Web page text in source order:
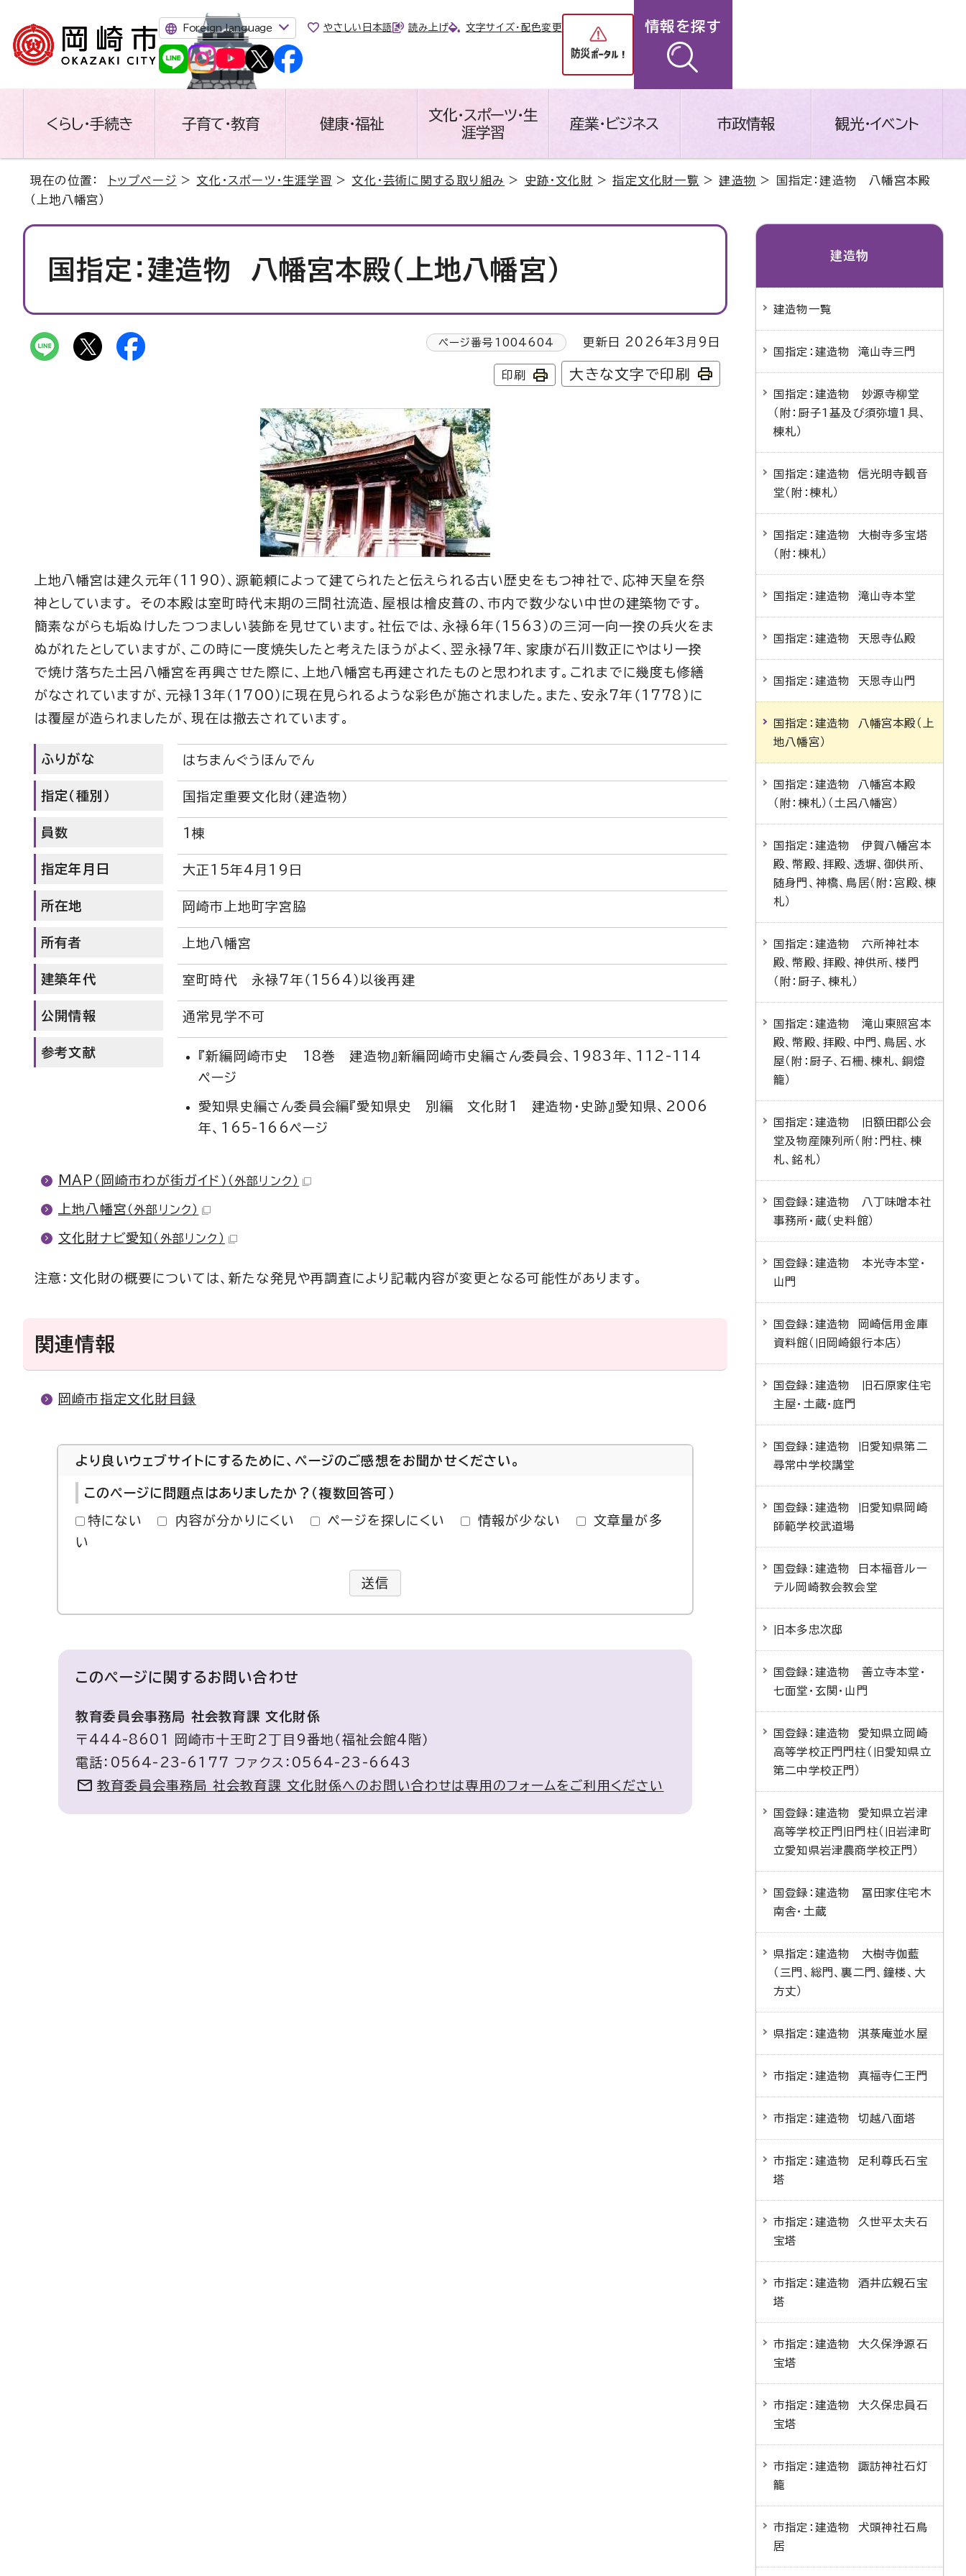
Foreign language やさしい日本語 読み上げ 文字サイズ・配色変更 情報を探す
くらし・手続き 子育て・教育 健康・福祉
文化・スポーツ・生
涯学習
産業・ビジネス 市政情報 観光・イベント
現在の位置： トップページ > 文化・スポーツ・生涯学習 > 文化・芸術に関する取り組み > 史跡・文化財 >指定文化財一覧 >建造物 > 国指定：建造物 八幡宮本殿
（上地八幡宮）
国指定：建造物 八幡宮本殿（上地八幡宮）
ページ番号 1004604 更新日 2026年3月9日
印刷 大きな文字で印刷
上地八幡宮は建久元年（1190）、源範頼によって建てられたと伝えられる古い歴史をもつ神社で、応神天皇を祭
神としています。 その本殿は室町時代末期の三間社流造、屋根は檜皮葺の、市内で数少ない中世の建築物です。
簡素ながらも垢ぬけしたつつましい装飾を見せています。社伝では、永禄6年（1563）の三河一向一揆の兵火をま
ぬがれたとしていますが、この時に一度焼失したと考えたほうがよく、翌永禄7年、家康が石川数正にやはり一揆
で焼け落ちた土呂八幡宮を再興させた際に、上地八幡宮も再建されたものと思われます。これまでに幾度も修繕
がなされていますが、元禄13年（1700）に現在見られるような彩色が施されました。また、安永7年（1778）に
は覆屋が造られましたが、現在は撤去されています。
ふりがな はちまんぐうほんでん
指定（種別） 国指定重要文化財（建造物）
員数 1棟
指定年月日 大正15年4月19日
所在地 岡崎市上地町字宮脇
所有者 上地八幡宮
建築年代 室町時代 永禄7年（1564）以後再建
公開情報 通常見学不可
参考文献
『新編岡崎市史 18巻 建造物』新編岡崎市史編さん委員会、1983年、112-114
ページ
愛知県史編さん委員会編『愛知県史 別編 文化財1 建造物・史跡』愛知県、2006
年、165-166ページ
MAP（岡崎市わが街ガイド） （外部リンク）
上地八幡宮 （外部リンク）
文化財ナビ愛知 （外部リンク）
注意：文化財の概要については、新たな発見や再調査により記載内容が変更となる可能性があります。
関連情報
岡崎市指定文化財目録
より良いウェブサイトにするために、ページのご感想をお聞かせください。
このページに問題点はありましたか？（複数回答可）
特にない 内容が分かりにくい ページを探しにくい 情報が少ない
文章量が多
い
送信
このページに関するお問い合わせ
教育委員会事務局 社会教育課 文化財係
〒444-8601 岡崎市十王町2丁目9番地（福祉会館4階）
電話：0564-23-6177 ファクス：0564-23-6643
教育委員会事務局 社会教育課 文化財係へのお問い合わせは専用のフォームをご利用ください
建造物
建造物一覧
国指定：建造物 滝山寺三門
国指定：建造物 妙源寺柳堂
（附：厨子1基及び須弥壇1具、
棟札）
国指定：建造物 信光明寺観音
堂（附：棟札）
国指定：建造物 大樹寺多宝塔
（附：棟札）
国指定：建造物 滝山寺本堂
国指定：建造物 天恩寺仏殿
国指定：建造物 天恩寺山門
国指定：建造物 八幡宮本殿（上
地八幡宮）
国指定：建造物 八幡宮本殿
（附：棟札）（土呂八幡宮）
国指定：建造物 伊賀八幡宮本
殿、幣殿、拝殿、透塀、御供所、
随身門、神橋、鳥居（附：宮殿、棟
札）
国指定：建造物 六所神社本
殿、幣殿、拝殿、神供所、楼門
（附：厨子、棟札）
国指定：建造物 滝山東照宮本
殿、幣殿、拝殿、中門、鳥居、水
屋（附：厨子、石柵、棟札、銅燈
籠）
国指定：建造物 旧額田郡公会
堂及物産陳列所（附：門柱、棟
札、銘札）
国登録：建造物 八丁味噌本社
事務所・蔵（史料館）
国登録：建造物 本光寺本堂・
山門
国登録：建造物 岡崎信用金庫
資料館（旧岡崎銀行本店）
国登録：建造物 旧石原家住宅
主屋・土蔵・庭門
国登録：建造物 旧愛知県第二
尋常中学校講堂
国登録：建造物 旧愛知県岡崎
師範学校武道場
国登録：建造物 日本福音ルー
テル岡崎教会教会堂
旧本多忠次邸
国登録：建造物 善立寺本堂・
七面堂・玄関・山門
国登録：建造物 愛知県立岡崎
高等学校正門門柱（旧愛知県立
第二中学校正門）
国登録：建造物 愛知県立岩津
高等学校正門旧門柱（旧岩津町
立愛知県岩津農商学校正門）
国登録：建造物 冨田家住宅木
南舎・土蔵
県指定：建造物 大樹寺伽藍
（三門、総門、裏二門、鐘楼、大
方丈）
県指定：建造物 淇菉庵並水屋
市指定：建造物 真福寺仁王門
市指定：建造物 切越八面塔
市指定：建造物 足利尊氏石宝
塔
市指定：建造物 久世平太夫石
宝塔
市指定：建造物 酒井広親石宝
塔
市指定：建造物 大久保浄源石
宝塔
市指定：建造物 大久保忠員石
宝塔
市指定：建造物 諏訪神社石灯
籠
市指定：建造物 犬頭神社石鳥
居